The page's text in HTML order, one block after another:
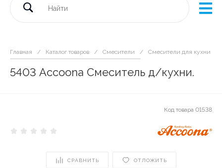
Главная / Каталог товаров / Смесители / Смесители для кухни
5403 Аccoona Смеситель д/кухни.
Код товара 01538
СРАВНИТЬ ОТЛОЖИТЬ